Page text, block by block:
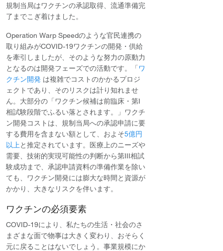
規制当局はワクチンの承認取得、流通準備完
了までこぎ着けました。
Operation Warp Speedのような官民連携の
取り組みがCOVID-19ワクチンの開発・供給
を牽引しましたが、そのような努力の原動力
となるのは開発フェーズでの活動です。「ワ
クチン開発 は複雑でコストのかかるプロジ
ェクトであり、そのリスクは計り知れませ
ん。大部分の「ワクチン候補は前臨床・第I
相試験段階でふるい落とされます。」ワクチ
ン開発コストは、規制当局への承認申請に要
する費用を含まない額として、およそ5億円
以上と推定されています。医療上のニーズや
需要、技術的実現可能性の判断から第III相試
験成功まで、承認申請資料の準備作業を除い
ても、ワクチン開発には膨大な時間と資源が
かかり、大きなリスクを伴います。
ワクチンの必須要素
COVID-19により、私たちの生活・社会のさ
まざまな面で物事は大きく変わり、おそらく
元に戻ることはないでしょう。事業規模にか